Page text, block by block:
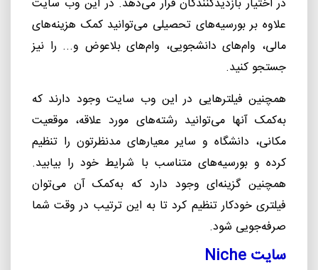
در اختیار بازدیدکنندگان قرار میدهد. در این وب سایت
علاوه بر بورسیههای تحصیلی میتوانید کمک هزینههای
مالی، وامهای دانشجویی، وامهای بلاعوض و... را نیز
جستجو کنید.
همچنین فیلترهایی در این وب سایت وجود دارند که
بهکمک آنها میتوانید رشتههای مورد علاقه، موقعیت
مکانی، دانشگاه و سایر معیارهای مدنظرتون را تنظیم
کرده و بورسیههای متناسب با شرایط خود را بیابید.
همچنین گزینهای وجود دارد که بهکمک آن میتوان
فیلتری خودکار تنظیم کرد تا به این ترتیب در وقت شما
صرفهجویی شود.
سایت Niche